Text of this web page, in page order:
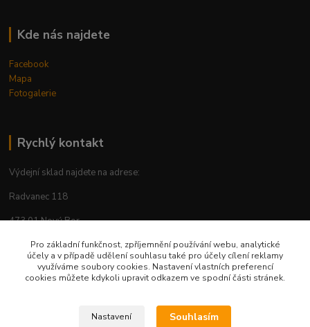
Kde nás najdete
Facebook
Mapa
Fotogalerie
Rychlý kontakt
Výdejní sklad najdete na adrese:
Radvanec 118
473 01 Nový Bor
tel: +420 605 283 713
Upravit sběr cookies.
Pro základní funkčnost, zpříjemnění používání webu, analytické
účely a v případě udělení souhlasu také pro účely cílení reklamy
využíváme soubory cookies. Nastavení vlastních preferencí
cookies můžete kdykoli upravit odkazem ve spodní části stránek.
Nastavení Souhlasím